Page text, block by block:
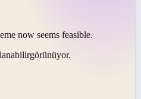
now seems feasible.
görünüyor.